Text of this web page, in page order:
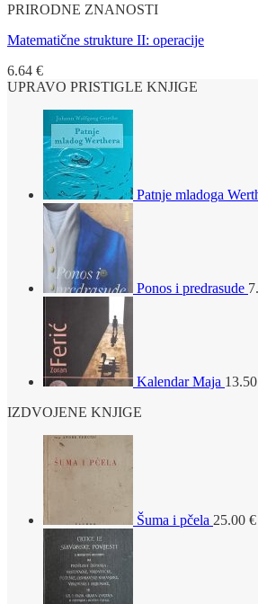
PRIRODNE ZNANOSTI
Matematične strukture II: operacije
6.64 €
UPRAVO PRISTIGLE KNJIGE
Patnje mladoga
Ponos i predrasude
Kalendar Maja 13.50
IZDVOJENE KNJIGE
Šuma i pčela 25.00 €